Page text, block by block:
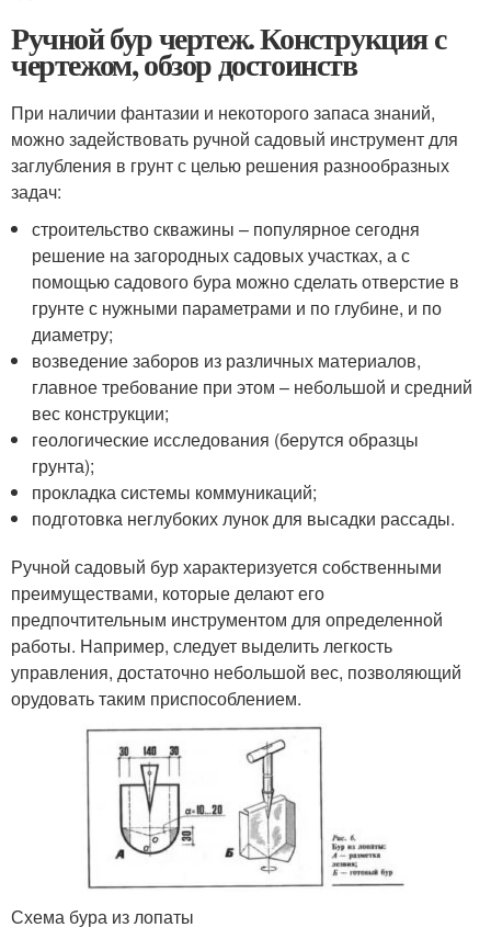
Ручной бур чертеж. Конструкция с
чертежом, обзор достоинств
При наличии фантазии и некоторого запаса знаний,
можно задействовать ручной садовый инструмент для
заглубления в грунт с целью решения разнообразных
задач:
строительство скважины – популярное сегодня
решение на загородных садовых участках, а с
помощью садового бура можно сделать отверстие в
грунте с нужными параметрами и по глубине, и по
диаметру;
возведение заборов из различных материалов,
главное требование при этом – небольшой и средний
вес конструкции;
геологические исследования (берутся образцы
грунта);
прокладка системы коммуникаций;
подготовка неглубоких лунок для высадки рассады.
Ручной садовый бур характеризуется собственными
преимуществами, которые делают его
предпочтительным инструментом для определенной
работы. Например, следует выделить легкость
управления, достаточно небольшой вес, позволяющий
орудовать таким приспособлением.
Схема бура из лопаты